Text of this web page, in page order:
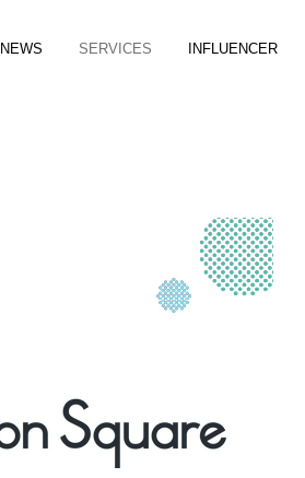
NEWS SERVICES INFLUENCER